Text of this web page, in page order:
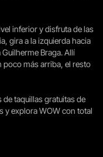
inferior y disfruta de las
gira a la izquierda hacia
Guilherme Braga. Allí
poco más arriba, el resto
taquillas gratuitas de
y explora WOW con total